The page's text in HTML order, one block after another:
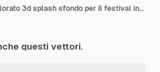
Astratto dinamico colorato 3d splash sfondo per il festival indiano dei colori Happy Holi Vector Illustration
questi vettori.